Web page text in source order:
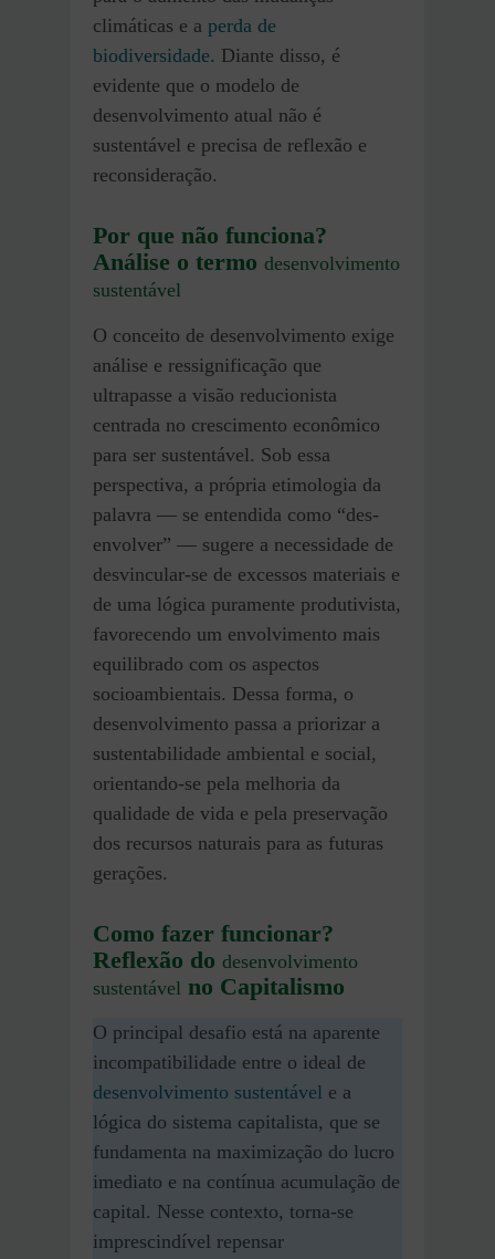
climáticas e a perda de
biodiversidade. Diante disso, é
evidente que o modelo de
desenvolvimento atual não é
sustentável e precisa de reflexão e
reconsideração.
Por que não funciona?
Análise o termo desenvolvimento
sustentável
O conceito de desenvolvimento exige
análise e ressignificação que
ultrapasse a visão reducionista
centrada no crescimento econômico
para ser sustentável. Sob essa
perspectiva, a própria etimologia da
palavra — se entendida como “des-
envolver” — sugere a necessidade de
desvincular-se de excessos materiais e
de uma lógica puramente produtivista,
favorecendo um envolvimento mais
equilibrado com os aspectos
socioambientais. Dessa forma, o
desenvolvimento passa a priorizar a
sustentabilidade ambiental e social,
orientando-se pela melhoria da
qualidade de vida e pela preservação
dos recursos naturais para as futuras
gerações.
Como fazer funcionar?
Reflexão do desenvolvimento
sustentável no Capitalismo
O principal desafio está na aparente
incompatibilidade entre o ideal de
desenvolvimento sustentável e a
lógica do sistema capitalista, que se
fundamenta na maximização do lucro
imediato e na contínua acumulação de
capital. Nesse contexto, torna-se
imprescindível repensar